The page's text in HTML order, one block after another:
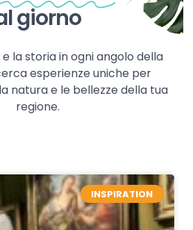
giorno
e la storia in ogni angolo della
esperienze uniche per
natura e le bellezze della tua
regione.
INSPIRATION